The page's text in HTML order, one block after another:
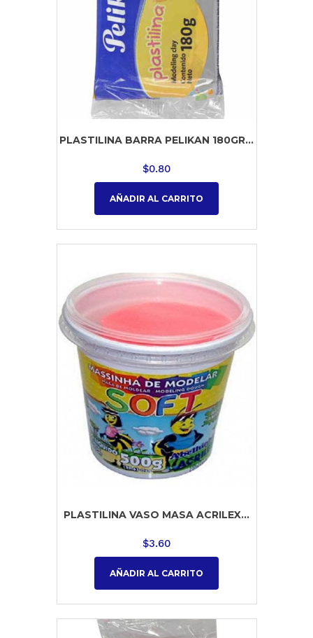
PLASTILINA BARRA PELIKAN 180GR...
$0.80
AÑADIR AL CARRITO
PLASTILINA VASO MASA ACRILEX...
$3.60
AÑADIR AL CARRITO